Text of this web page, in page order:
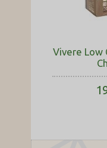
Vivere Low